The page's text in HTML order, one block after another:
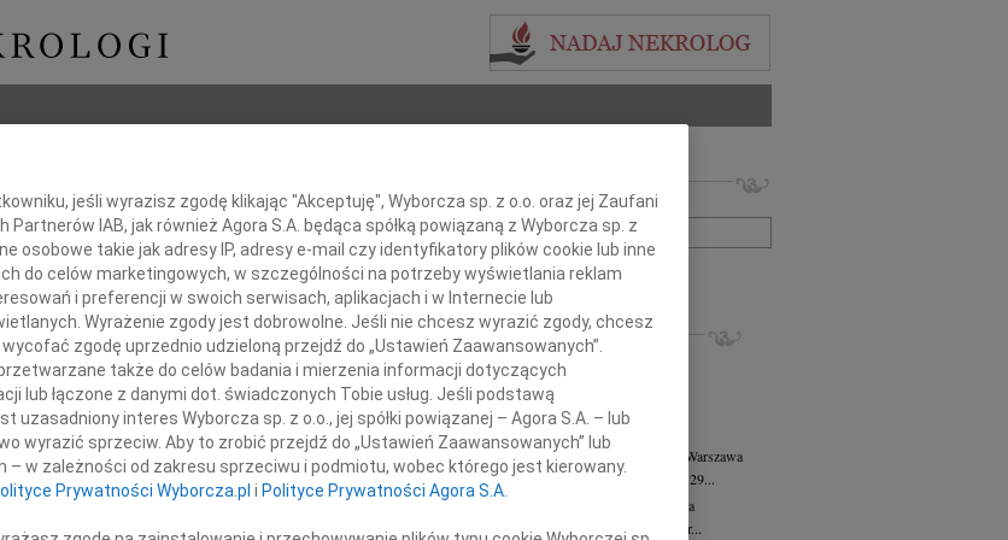
Imię i nazwisko lub numer ogłoszenia:
+ szukanie zaawansowane
INNE NEKROLOGI
07.08.2026Warszawa
Dziekanie Wydziału dr hab. Julii Kubisie,...
07.08.2026Warszawa
Naszej kochanej i dzielnej Marylce Butruk...
Jacek Tadeusz Duniec
Warszawa
Z wielkim żalem przyjęliśmy wiadomość, że 29...
Małgorzata Kościelska
Warszawa
W dniu 3 sierpnia 2026 roku zmarła Profesor...
jeśli wyrazisz zgodę klikając "Akceptuję", Wyborcza sp. z o.o. oraz jej Zaufani
Partnerów IAB, jak również Agora S.A. będąca spółką powiązaną z Wyborcza sp. z
osobowe takie jak adresy IP, adresy e-mail czy identyfikatory plików cookie lub inne
do celów marketingowych, w szczególności na potrzeby wyświetlania reklam
i preferencji w swoich serwisach, aplikacjach i w Internecie lub
Wyrażenie zgody jest dobrowolne. Jeśli nie chcesz wyrazić zgody, chcesz
zgodę uprzednio udzieloną przejdź do „Ustawień Zaawansowanych”.
także do celów badania i mierzenia informacji dotyczących
lub łączone z danymi dot. świadczonych Tobie usług. Jeśli podstawą
interes Wyborcza sp. z o.o., jej spółki powiązanej – Agora S.A. – lub
wyrazić sprzeciw. Aby to zrobić przejdź do „Ustawień Zaawansowanych” lub
w zależności od zakresu sprzeciwu i podmiotu, wobec którego jest kierowany.
Prywatności Wyborcza.pl i Polityce Prywatności Agora S.A.